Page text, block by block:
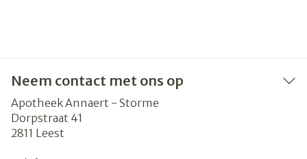
Neem contact met ons op
Apotheek Annaert - Storme
Dorpstraat 41
2811 Leest